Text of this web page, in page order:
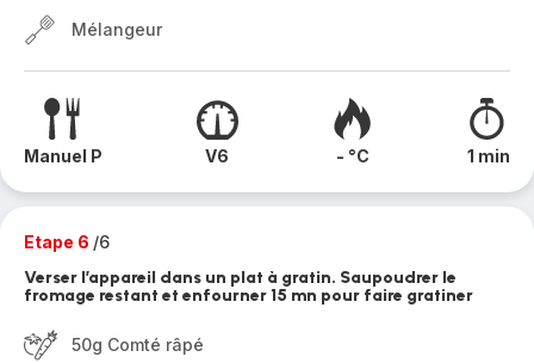
Mélangeur
Manuel P V6 - °C 1 min
Etape 6 /6
Verser l’appareil dans un plat à gratin. Saupoudrer le
fromage restant et enfourner 15 mn pour faire gratiner
50g Comté râpé